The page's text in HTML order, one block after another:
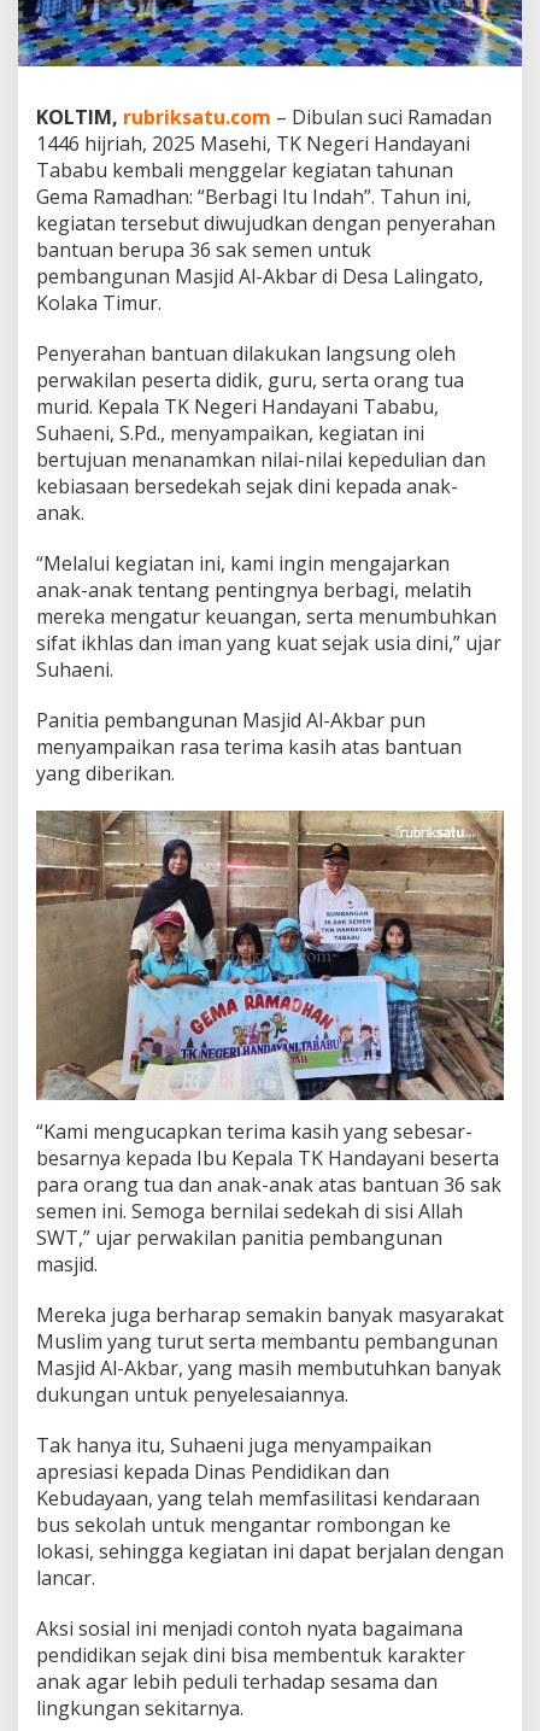
i
H
a
a
y
a
n
T
a
b
D
o
n
a
i
k
S
m
e
n
u
k
s
j
i
d
l
-
A
k
b
a
r
L
a
i
n
g
a
t
o
KOLTIM, rubriksatu.com – Dibulan suci Ramadan
1446 hijriah, 2025 Masehi, TK Negeri Handayani
Tababu kembali menggelar kegiatan tahunan
Gema Ramadhan: “Berbagi Itu Indah”. Tahun ini,
kegiatan tersebut diwujudkan dengan penyerahan
bantuan berupa 36 sak semen untuk
pembangunan Masjid Al-Akbar di Desa Lalingato,
Kolaka Timur.
Penyerahan bantuan dilakukan langsung oleh
perwakilan peserta didik, guru, serta orang tua
murid. Kepala TK Negeri Handayani Tababu,
Suhaeni, S.Pd., menyampaikan, kegiatan ini
bertujuan menanamkan nilai-nilai kepedulian dan
kebiasaan bersedekah sejak dini kepada anak-
anak.
“Melalui kegiatan ini, kami ingin mengajarkan
anak-anak tentang pentingnya berbagi, melatih
mereka mengatur keuangan, serta menumbuhkan
sifat ikhlas dan iman yang kuat sejak usia dini,” ujar
Suhaeni.
Panitia pembangunan Masjid Al-Akbar pun
menyampaikan rasa terima kasih atas bantuan
yang diberikan.
“Kami mengucapkan terima kasih yang sebesar-
besarnya kepada Ibu Kepala TK Handayani beserta
para orang tua dan anak-anak atas bantuan 36 sak
semen ini. Semoga bernilai sedekah di sisi Allah
SWT,” ujar perwakilan panitia pembangunan
masjid.
Mereka juga berharap semakin banyak masyarakat
Muslim yang turut serta membantu pembangunan
Masjid Al-Akbar, yang masih membutuhkan banyak
dukungan untuk penyelesaiannya.
Tak hanya itu, Suhaeni juga menyampaikan
apresiasi kepada Dinas Pendidikan dan
Kebudayaan, yang telah memfasilitasi kendaraan
bus sekolah untuk mengantar rombongan ke
lokasi, sehingga kegiatan ini dapat berjalan dengan
lancar.
Aksi sosial ini menjadi contoh nyata bagaimana
pendidikan sejak dini bisa membentuk karakter
anak agar lebih peduli terhadap sesama dan
lingkungan sekitarnya.